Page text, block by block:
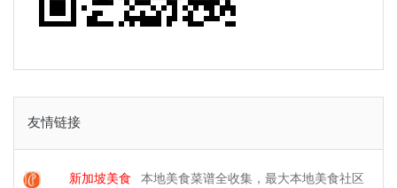
友情链接
新加坡美食
本地美食菜谱全收集，最大本地美食社区